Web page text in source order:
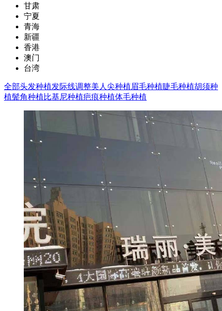
甘肃
宁夏
青海
新疆
香港
澳门
台湾
全部头发种植发际线调整美人尖种植眉毛种植睫毛种植胡须种
植鬓角种植比基尼种植疤痕种植体毛种植